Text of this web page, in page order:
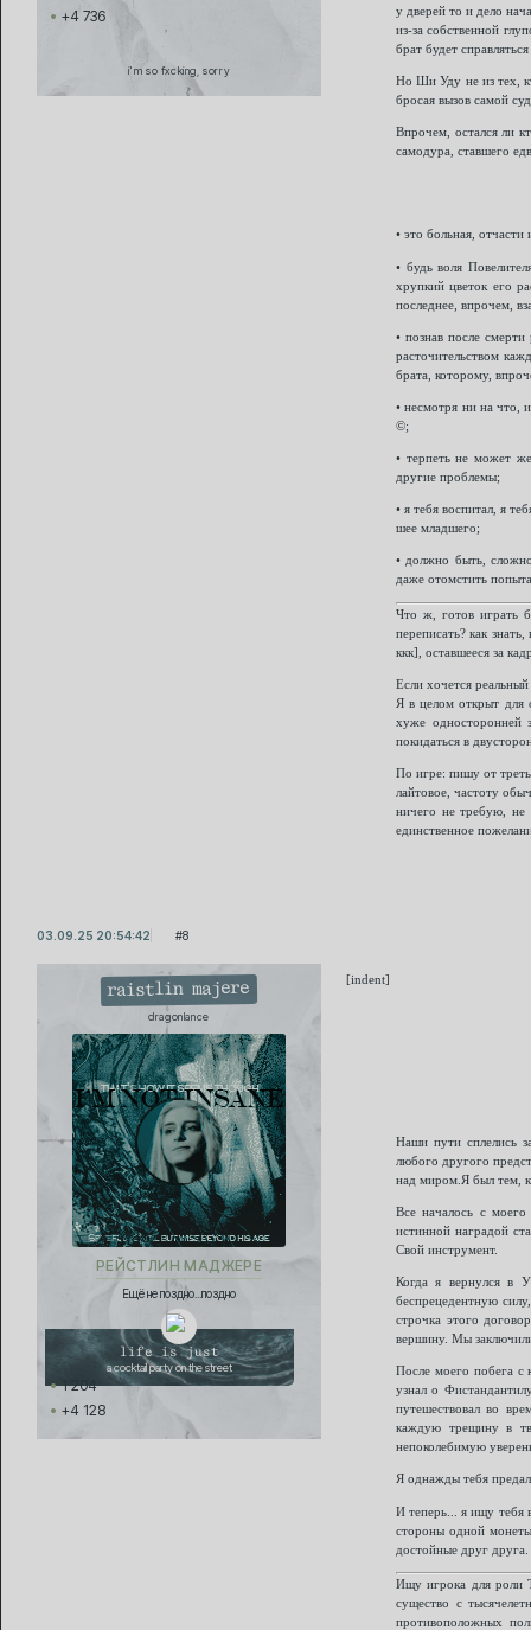
+4 736
i'm so fxcking, sorry
у дверей то и дело
из-за собственной
брат будет
Но Ши Уду не из тех,
бросая вызов самой
Впрочем, остался ли
самодура, ставшего
• это больная,
• будь воля
хрупкий цветок его
последнее, впрочем,
• познав после
расточительством
брата, которому,
• несмотря ни на что,
©;
• терпеть не может
другие проблемы;
• я тебя воспитал, я
шее младшего;
• должно быть,
даже отомстить
Что ж, готов играть
переписать? как
ккк], оставшееся за
Если хочется
Я в целом открыт для
хуже односторонней
покидаться в
По игре: пишу от
лайтовое, частоту
ничего не требую, не
единственное
8
03.09.25 20:54:42
raistlin majere
dragonlance
РЕЙСТЛИН МАДЖЕРЕ
Ещё не поздно...поздно
life is just
a cocktail party on the street
1 204
+4 128
[indent]
Наши пути сплелись
любого другого
над миром.Я был тем,
Все началось с
истинной наградой
Свой инструмент.
Когда я вернулся в
беспрецедентную
строчка этого
вершину. Мы
После моего побега с
узнал о
путешествовал во
каждую трещину в
непоколебимую
Я однажды тебя
И теперь... я ищу тебя
стороны одной
достойные друг
Ищу игрока для роли
существо с
противоположных